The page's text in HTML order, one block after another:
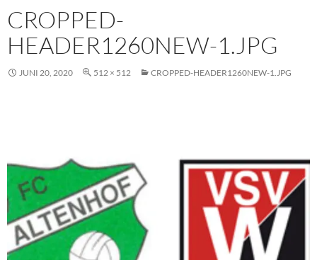
CROPPED-
HEADER1260NEW-1.JPG
JUNI 20, 2020 512 × 512 CROPPED-HEADER1260NEW-1.JPG